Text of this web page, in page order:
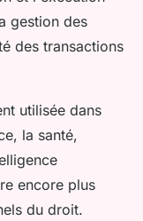
gestion des
des transactions
utilisée dans
la santé,
encore plus
du droit.